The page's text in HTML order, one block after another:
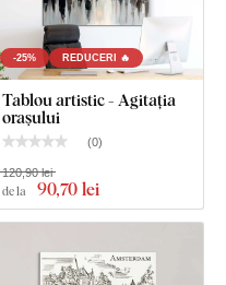
-25% REDUCERI 🔥
Tablou artistic - Agitația
orașului
(0)
de la 90,70 lei
120,90 lei